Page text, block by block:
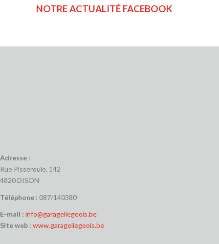
NOTRE ACTUALITÉ FACEBOOK
Adresse :
Rue Pisseroule, 142
4820 DISON
Téléphone : 087/140380
E-mail : info@garageliegeois.be
Site web : www.garageliegeois.be